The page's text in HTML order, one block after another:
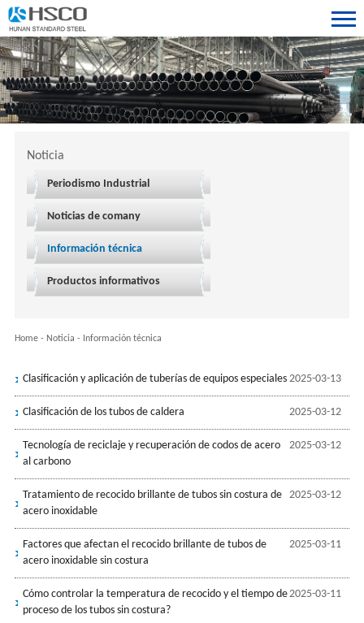
Noticia
Periodismo Industrial
Noticias de comany
Información técnica
Productos informativos
Home- Noticia - Información técnica
2025-03-13
Clasificación y aplicación de tuberías de equipos especiales
2025-03-12
Clasificación de los tubos de caldera
2025-03-12
Tecnología de reciclaje y recuperación de codos de acero
al carbono
2025-03-12
Tratamiento de recocido brillante de tubos sin costura de
acero inoxidable
2025-03-11
Factores que afectan el recocido brillante de tubos de
acero inoxidable sin costura
2025-03-11
Cómo controlar la temperatura de recocido y el tiempo de
proceso de los tubos sin costura?